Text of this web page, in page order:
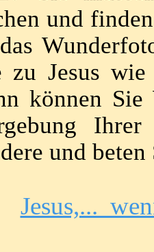
und
zu Jesus
können
und
Jesus,...